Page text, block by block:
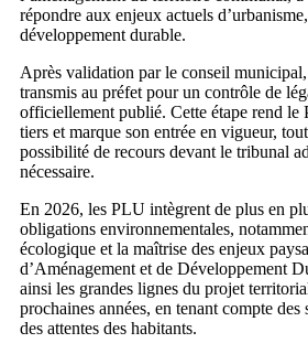
répondre aux enjeux actuels
développement durable.
Après validation par le conseil municipal,
transmis au préfet pour un contrôle de
officiellement publié. Cette étape rend le
tiers et marque son entrée en vigueur,
possibilité de recours devant le tribunal
nécessaire.
En 2026, les PLU intègrent de plus en
obligations environnementales,
écologique et la maîtrise des enjeux
d’Aménagement et de Développement
ainsi les grandes lignes du projet
prochaines années, en tenant compte
des attentes des habitants.